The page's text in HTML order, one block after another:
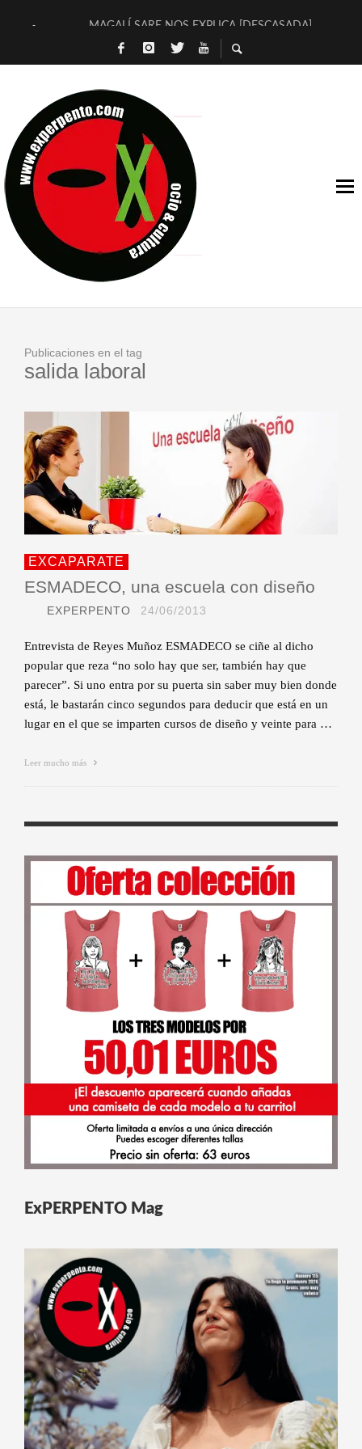
MAGALÍ SARE NOS EXPLICA [DESCASADA]
«NO TENGO PUTOS SUEÑOS»
[LA BOLA NEGRA] DE JAVIER CALVO Y JAVIER AMBROSSI
OSLO OVNIES LLEGAN CORRIENDO A ARANDA
FÉLIX CALVO NOS PRESENTA [LAS PALMERAS] (NOVELA
[EL SER QUERIDO] DE RODRIGO SOROGOYEN
ENTREVISTA A IVÁN HUMANES POR [EL LIBRO ROJO]
ARRABAL, ARRABAL, ARRABAL, ARRABEAUX
Publicaciones en el tag
salida laboral
EXCAPARATE
ESMADECO, una escuela con diseño
EXPERPENTO 24/06/2013
Entrevista de Reyes Muñoz ESMADECO se ciñe al dicho
popular que reza “no solo hay que ser, también hay que
parecer”. Si uno entra por su puerta sin saber muy bien donde
está, le bastarán cinco segundos para deducir que está en un
lugar en el que se imparten cursos de diseño y veinte para …
Leer mucho más
ExPERPENTO Mag